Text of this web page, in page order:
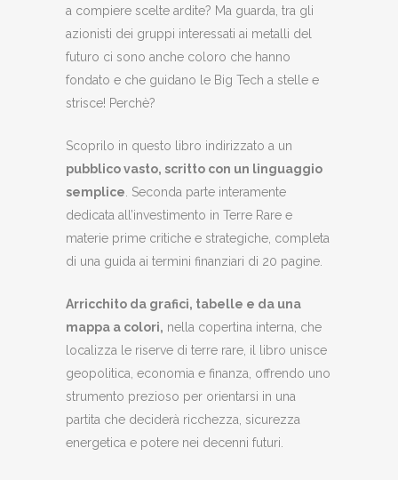
a compiere scelte ardite? Ma guarda, tra gli
azionisti dei gruppi interessati ai metalli del
futuro ci sono anche coloro che hanno
fondato e che guidano le Big Tech a stelle e
strisce! Perchè?
Scoprilo in questo libro indirizzato a un
pubblico vasto, scritto con un linguaggio
semplice. Seconda parte interamente
dedicata all’investimento in Terre Rare e
materie prime critiche e strategiche, completa
di una guida ai termini finanziari di 20 pagine.
Arricchito da grafici, tabelle e da una
mappa a colori, nella copertina interna, che
localizza le riserve di terre rare, il libro unisce
geopolitica, economia e finanza, offrendo uno
strumento prezioso per orientarsi in una
partita che deciderà ricchezza, sicurezza
energetica e potere nei decenni futuri.